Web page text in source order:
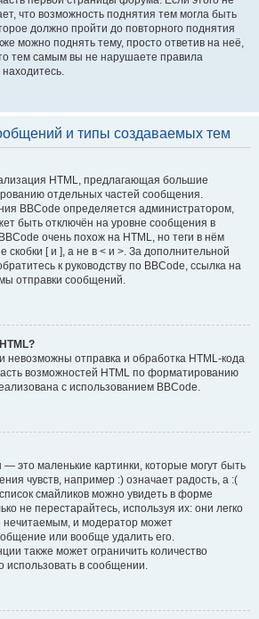
что возможность поднятия тем могла быть
должно пройти до повторного поднятия
можно поднять тему, просто ответив на неё,
тем самым вы не нарушаете правила
и типы создаваемых тем
HTML, предлагающая большие
отдельных частей сообщения.
BBCode определяется администратором,
быть отключён на уровне сообщения в
очень похож на HTML, но теги в нём
скобки [ и ], а не в < и >. За дополнительной
к руководству по BBCode, ссылка на
отправки сообщений.
невозможны отправка и обработка HTML-кода
возможностей HTML по форматированию
с использованием BBCode.
это маленькие картинки, которые могут быть
чувств, например :) означает радость, а :(
смайликов можно увидеть в форме
не перестарайтесь, используя их: они легко
нечитаемым, и модератор может
или вообще удалить его.
также может ограничить количество
использовать в сообщении.